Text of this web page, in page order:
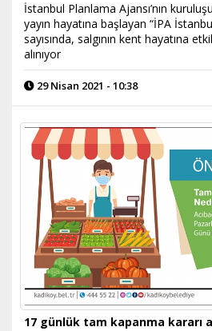
İstanbul Planlama Ajansı’nın
yayın hayatına başlayan “İPA
sayısında, salgının kent hayatına
alınıyor
29 Nisan 2021 - 10:38
17 günlük tam kapanma kararı